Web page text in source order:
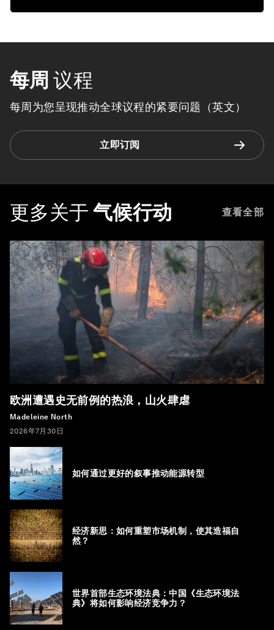
每周 议程
每周为您呈现推动全球议程的紧要问题（英文）
立即订阅
更多关于 气候行动 查看全部
欧洲遭遇史无前例的热浪，山火肆虐
Madeleine North
2026年7月30日
如何通过更好的叙事推动能源转型
经济新思：如何重塑市场机制，使其造福自
然？
世界首部生态环境法典：中国《生态环境法
典》将如何影响经济竞争力？